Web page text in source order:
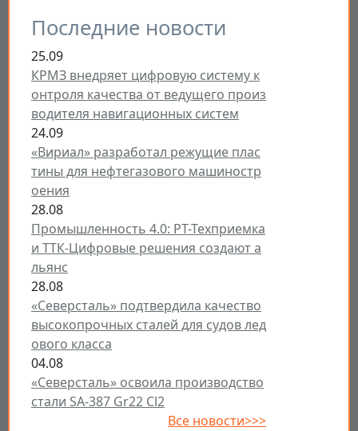
Последние новости
25.09
КРМЗ внедряет цифровую систему к
онтроля качества от ведущего произ
водителя навигационных систем
24.09
«Вириал» разработал режущие плас
тины для нефтегазового машиностр
оения
28.08
Промышленность 4.0: РТ-Техприемка
и ТТК-Цифровые решения создают а
льянс
28.08
«Северсталь» подтвердила качество
высокопрочных сталей для судов лед
ового класса
04.08
«Северсталь» освоила производство
стали SA-387 Gr22 Cl2
Все новости>>>